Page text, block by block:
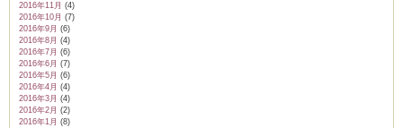
2016年11月 (4)
2016年10月 (7)
2016年9月 (6)
2016年8月 (4)
2016年7月 (6)
2016年6月 (7)
2016年5月 (6)
2016年4月 (4)
2016年3月 (4)
2016年2月 (2)
2016年1月 (8)